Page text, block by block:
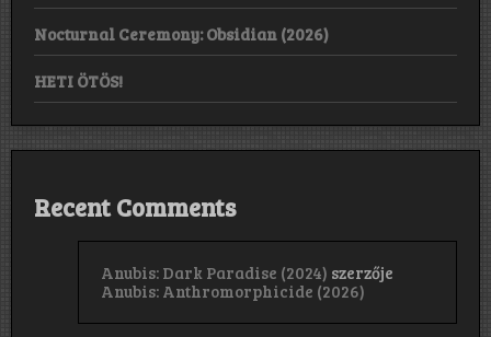
Nocturnal Ceremony: Obsidian (2026)
HETI ÖTÖS!
Recent Comments
Anubis: Dark Paradise (2024) szerzője
Anubis: Anthromorphicide (2026)